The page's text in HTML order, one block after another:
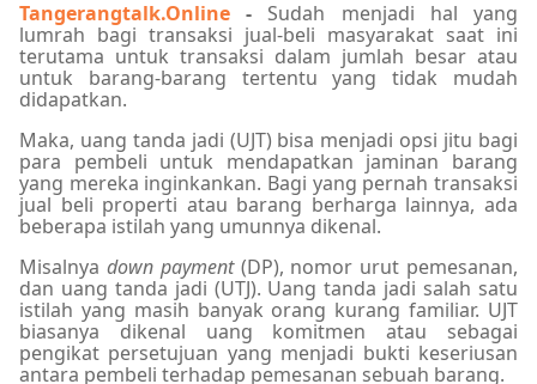
Tangerangtalk.Online - Sudah menjadi hal yang
lumrah bagi transaksi jual-beli masyarakat saat ini
terutama untuk transaksi dalam jumlah besar atau
untuk barang-barang tertentu yang tidak mudah
didapatkan.
Maka, uang tanda jadi (UJT) bisa menjadi opsi jitu bagi
para pembeli untuk mendapatkan jaminan barang
yang mereka inginkankan. Bagi yang pernah transaksi
jual beli properti atau barang berharga lainnya, ada
beberapa istilah yang umunnya dikenal.
Misalnya down payment(DP), nomor urut pemesanan,
dan uang tanda jadi (UTJ). Uang tanda jadi salah satu
istilah yang masih banyak orang kurang familiar. UJT
biasanya dikenal uang komitmen atau sebagai
pengikat persetujuan yang menjadi bukti keseriusan
antara pembeli terhadap pemesanan sebuah barang.